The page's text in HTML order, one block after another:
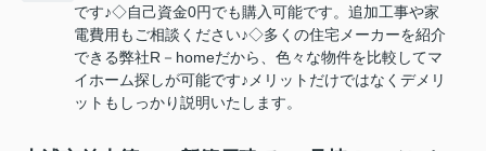
です♪◇自己資金0円でも購入可能です。追加工事や家
電費用もご相談ください♪◇多くの住宅メーカーを紹介
できる弊社R－homeだから、色々な物件を比較してマ
イホーム探しが可能です♪メリットだけではなくデメリ
ットもしっかり説明いたします。